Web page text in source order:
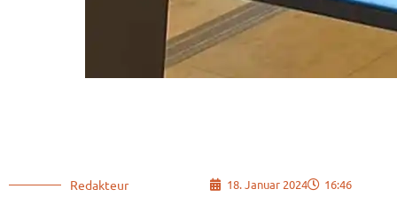
Redakteur 18. Januar 2024 16:46